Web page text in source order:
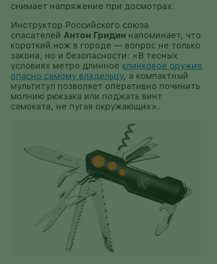
снимает напряжение при досмотрах.
Инструктор Российского союза
спасателей Антон Гридин напоминает, что
короткий нож в городе — вопрос не только
закона, но и безопасности: «В тесных
условиях метро длинное клинковое оружие
опасно самому владельцу, а компактный
мультитул позволяет оперативно починить
молнию рюкзака или поджать винт
самоката, не пугая окружающих».